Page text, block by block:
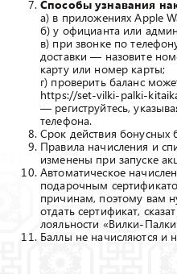
Способы узнавания
а) в приложениях Apple
б) у официанта или
в) при звонке по
доставки — назовите
карту или номер карты;
г) проверить баланс
https://set-vilki-palki-
— региструйтесь,
телефона.
Срок действия бонусных
Правила начисления и
изменены при запуске
Автоматическое
подарочным
причинам, поэтому вам
отдать сертификат,
лояльности «Вилки-
Баллы не начисляются и